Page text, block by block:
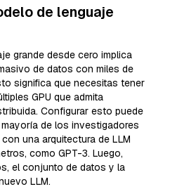
de lenguaje
grande desde cero implica
de datos con miles de
significa que necesitas tener
GPU que admita
Configurar esto puede
de los investigadores
una arquitectura de LLM
como GPT-3. Luego,
el conjunto de datos y la
LLM.